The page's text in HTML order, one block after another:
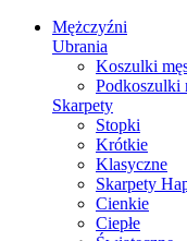
Mężczyźni
Ubrania
Koszulki
Podkoszulki
Skarpety
Stopki
Krótkie
Klasyczne
Skarpety
Cienkie
Ciepłe